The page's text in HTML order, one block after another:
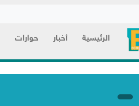
الرئيسية أخبار حوارات